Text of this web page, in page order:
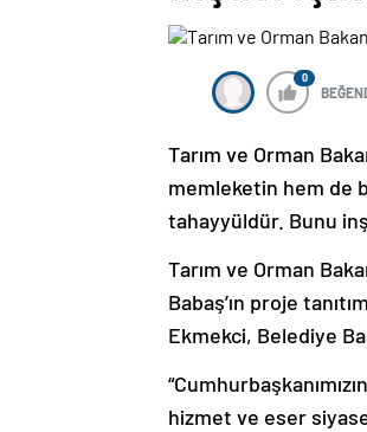
0
Tarım ve Orman
memleketin hem de
tahayyüldür. Bunu
Tarım ve Orman
Babaş’ın proje
Ekmekci, Belediye
hizmet ve eser